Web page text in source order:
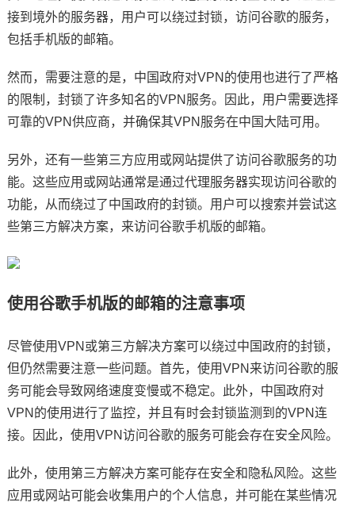
接到境外的服务器，用户可以绕过封锁，访问谷歌的服务，
包括手机版的邮箱。
然而，需要注意的是，中国政府对VPN的使用也进行了严格
的限制，封锁了许多知名的VPN服务。因此，用户需要选择
可靠的VPN供应商，并确保其VPN服务在中国大陆可用。
另外，还有一些第三方应用或网站提供了访问谷歌服务的功
能。这些应用或网站通常是通过代理服务器实现访问谷歌的
功能，从而绕过了中国政府的封锁。用户可以搜索并尝试这
些第三方解决方案，来访问谷歌手机版的邮箱。
使用谷歌手机版的邮箱的注意事项
尽管使用VPN或第三方解决方案可以绕过中国政府的封锁，
但仍然需要注意一些问题。首先，使用VPN来访问谷歌的服
务可能会导致网络速度变慢或不稳定。此外，中国政府对
VPN的使用进行了监控，并且有时会封锁监测到的VPN连
接。因此，使用VPN访问谷歌的服务可能会存在安全风险。
此外，使用第三方解决方案可能存在安全和隐私风险。这些
应用或网站可能会收集用户的个人信息，并可能在某些情况